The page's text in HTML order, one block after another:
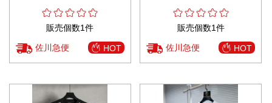
販売個数1件
佐川急便 HOT
販売個数1件
佐川急便 HOT